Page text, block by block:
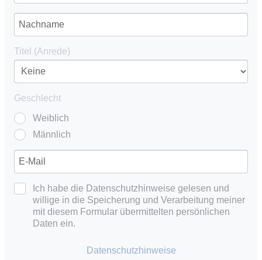
Titel (Anrede)
Geschlecht
Weiblich
Männlich
Ich habe die Datenschutzhinweise gelesen und
willige in die Speicherung und Verarbeitung meiner
mit diesem Formular übermittelten persönlichen
Daten ein.
Datenschutzhinweise